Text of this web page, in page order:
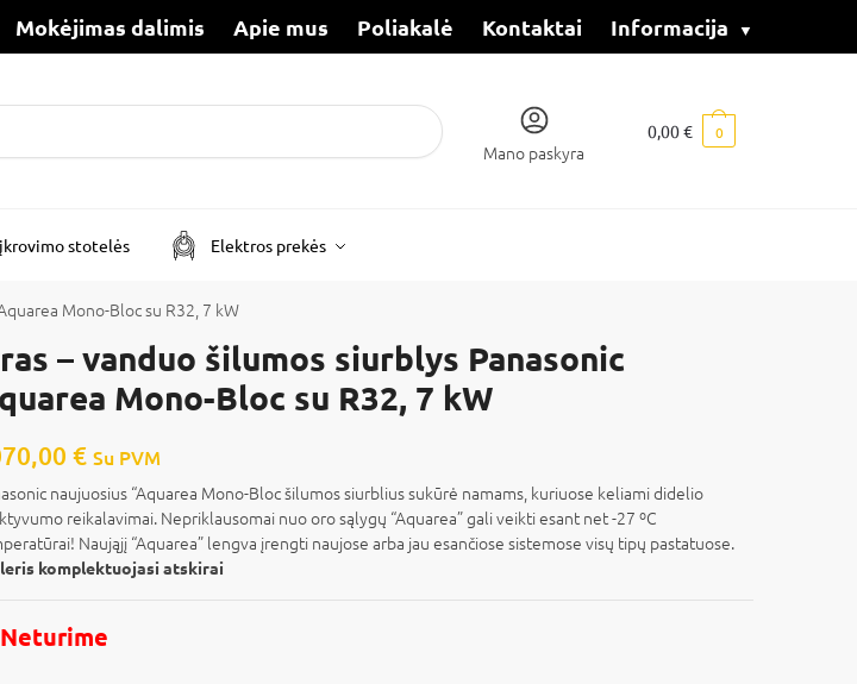
Mokėjimas dalimis Apie mus Poliakalė Kontaktai Informacija
Mano paskyra
0,00€ 0
stotelės Elektros prekės
Mono-Bloc su R32, 7 kW
– vanduo šilumos siurblys Panasonic
Mono-Bloc su R32, 7 kW
€ Su PVM
naujuosius “Aquarea Mono-Bloc šilumos siurblius sukūrė namams, kuriuose keliami didelio
reikalavimai. Nepriklausomai nuo oro sąlygų “Aquarea” gali veikti esant net -27 ºC
Naująjį “Aquarea” lengva įrengti naujose arba jau esančiose sistemose visų tipų pastatuose.
komplektuojasi atskirai
Neturime